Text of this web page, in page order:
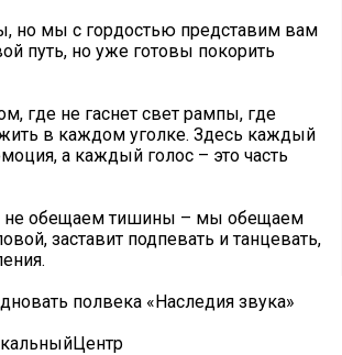
но мы с гордостью представим вам
путь, но уже готовы покорить
где не гаснет свет рампы, где
жить в каждом уголке. Здесь каждый
а каждый голос – это часть
не обещаем тишины – мы обещаем
заставит подпевать и танцевать,
полвека «Наследия звука»